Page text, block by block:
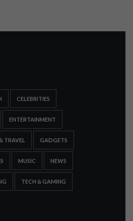
CELEBRITIES
ENTERTAINMENT
TRAVEL GADGETS
MUSIC NEWS
TECH & GAMING